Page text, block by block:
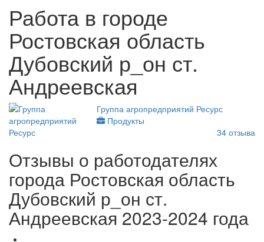
Работа в городе
Ростовская область
Дубовский р_он ст.
Андреевская
Группа агропредприятий Ресурс
Продукты
34 отзыва
Отзывы о работодателях
города Ростовская область
Дубовский р_он ст.
Андреевская 2023-2024 года